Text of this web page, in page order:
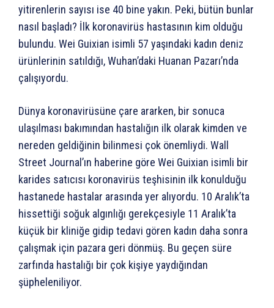
yitirenlerin sayısı ise 40 bine yakın. Peki, bütün bunlar
nasıl başladı? İlk koronavirüs hastasının kim olduğu
bulundu. Wei Guixian isimli 57 yaşındaki kadın deniz
ürünlerinin satıldığı, Wuhan’daki Huanan Pazarı’nda
çalışıyordu.
Dünya koronavirüsüne çare ararken, bir sonuca
ulaşılması bakımından hastalığın ilk olarak kimden ve
nereden geldiğinin bilinmesi çok önemliydi. Wall
Street Journal’ın haberine göre Wei Guixian isimli bir
karides satıcısı koronavirüs teşhisinin ilk konulduğu
hastanede hastalar arasında yer alıyordu. 10 Aralık’ta
hissettiği soğuk algınlığı gerekçesiyle 11 Aralık’ta
küçük bir kliniğe gidip tedavi gören kadın daha sonra
çalışmak için pazara geri dönmüş. Bu geçen süre
zarfında hastalığı bir çok kişiye yaydığından
şüpheleniliyor.